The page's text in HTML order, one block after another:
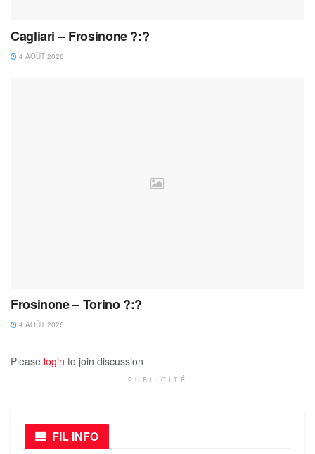
Cagliari – Frosinone ?:?
4 AOÛT 2026
Frosinone – Torino ?:?
4 AOÛT 2026
Please login to join discussion
PUBLICITÉ
FIL INFO